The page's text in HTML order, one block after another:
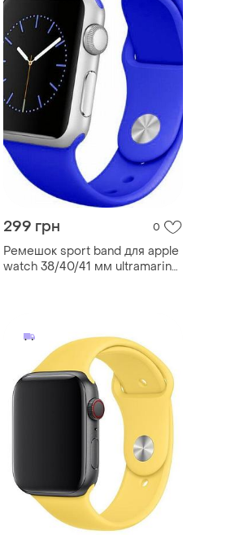
299 грн 0
Ремешок sport band для apple
watch 38/40/41 мм ultramarine